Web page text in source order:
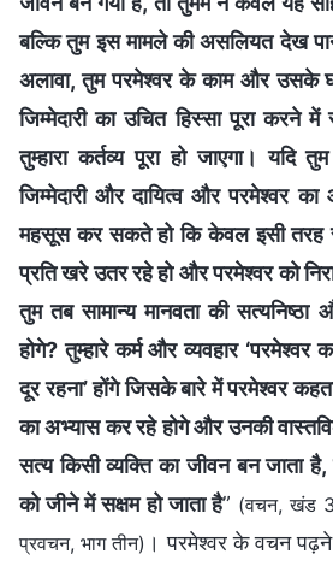
बल्कि तुम इस मामले की असलियत देख
अलावा, तुम परमेश्वर के काम और उसके
जिम्मेदारी का उचित हिस्सा पूरा करने
तुम्हारा कर्तव्य पूरा हो जाएगा। यदि
जिम्मेदारी और दायित्व और परमेश्वर
महसूस कर सकते हो कि केवल इसी तरह
प्रति खरे उतर रहे हो और परमेश्वर को
तुम तब सामान्य मानवता की सत्यनिष्ठा
होगे? तुम्हारे कर्म और व्यवहार ‘परमेश्वर
दूर रहना’ होंगे जिसके बारे में परमेश्वर
का अभ्यास कर रहे होगे और उनकी
सत्य किसी व्यक्ति का जीवन बन जाता
को जीने में सक्षम हो जाता है” (वचन, खंड
प्रवचन, भाग तीन) । परमेश्वर के वचन